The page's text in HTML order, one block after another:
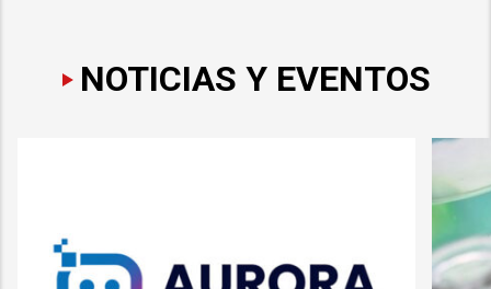
NOTICIAS Y EVENTOS